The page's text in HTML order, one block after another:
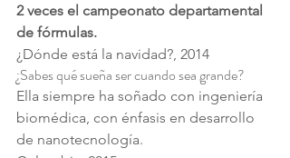
2 veces el campeonato departamental
de fórmulas.
¿Dónde está la navidad?, 2014
¿Sabes qué sueña ser cuando sea grande?
Ella siempre ha soñado con ingeniería
biomédica, con énfasis en desarrollo
de nanotecnología.